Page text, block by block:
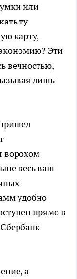
или
ту
карту,
Эти
вечностью,
лишь
ворохом
весь ваш
удобно
прямо в
а